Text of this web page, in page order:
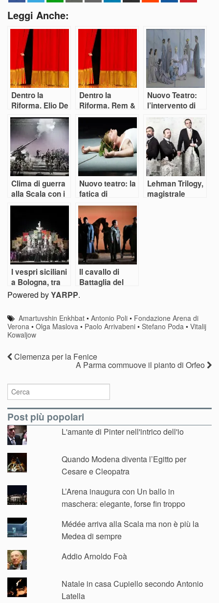
Leggi Anche:
Dentro la
Riforma. Elio De
Capitani: “Un
peccato
capitale non
puntare
sull’arte”
Dentro la
Riforma. Rem &
Cap: “Fare
teatro in un
guscio di
tartaruga”
Nuovo Teatro:
l’intervento di
Anagoor
Clima di guerra
alla Scala con i
Vespri siciliani
Nuovo teatro: la
fatica di
diventare adulti
Lehman Trilogy,
magistrale
I vespri siciliani
a Bologna, tra
mafia e
Il cavallo di
Battaglia del
Powered byYARPP.
Amartuvshin Enkhbat •Antonio Poli • Fondazione Arena di
Verona • Olga Maslova • Paolo Arrivabeni • Stefano Poda • Vitalij
Kowaljow
Clemenza per la Fenice
A Parma commuove il pianto di Orfeo
Post più popolari
L'amante di Pinter nell'intrico dell'io
Quando Modena diventa l’Egitto per
Cesare e Cleopatra
L’Arena inaugura con Un ballo in
maschera: elegante, forse fin troppo
Médée arriva alla Scala ma non è più la
Medea di sempre
Addio Arnoldo Foà
Natale in casa Cupiello secondo Antonio
Latella